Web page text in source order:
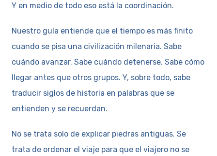
Y en medio de todo eso está la coordinación.
Nuestro guía entiende que el tiempo es más finito
cuando se pisa una civilización milenaria. Sabe
cuándo avanzar. Sabe cuándo detenerse. Sabe cómo
llegar antes que otros grupos. Y, sobre todo, sabe
traducir siglos de historia en palabras que se
entienden y se recuerdan.
No se trata solo de explicar piedras antiguas. Se
trata de ordenar el viaje para que el viajero no se